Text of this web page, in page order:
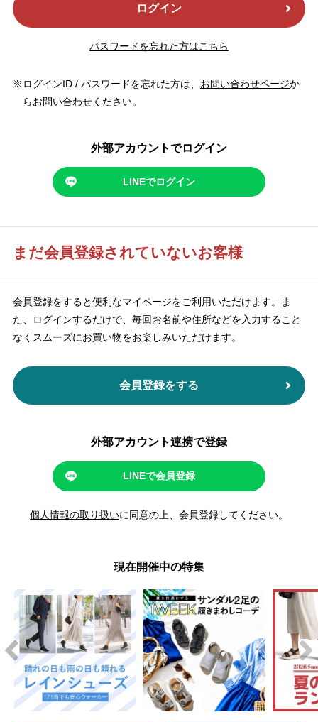
ログイン
パスワードを忘れた方はこちら
ログインID / パスワードを忘れた方は、 お問い合わせページか
らお問い合わせください。
外部アカウントでログイン
LINEでログイン
まだ会員登録されていないお客様
会員登録をすると便利なマイページをご利用いただけます。
ま
た、ログインするだけで、毎回お名前や住所などを入力すること
なくスムーズにお買い物をお楽しみいただけます。
会員登録をする
外部アカウント連携で登録
LINEで会員登録
個人情報の取り扱いに同意の上、会員登録してください。
現在開催中の特集